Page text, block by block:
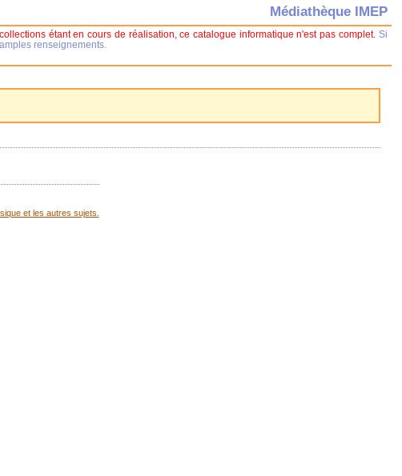
et les autres sujets.
Médiathèque IMEP
étant en cours de réalisation, ce catalogue informatique n'est pas complet. Si
renseignements.